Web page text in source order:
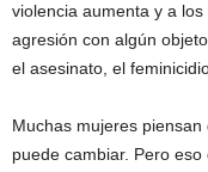
violencia aumenta y a
agresión con algún
el asesinato, el
Muchas mujeres
puede cambiar. Pero